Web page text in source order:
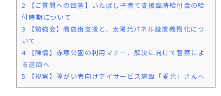
2 【ご質問への回答】いたばし子育て支援臨時給付金の給
付時期について
3
【勉強会】商店街支援と、太陽光パネル設置義務化につ
いて
4 【陳情】赤塚公園の利用マナー、解決に向けて警察によ
る巡回へ
5
【視察】障がい者向けデイサービス施設「愛光」さんへ